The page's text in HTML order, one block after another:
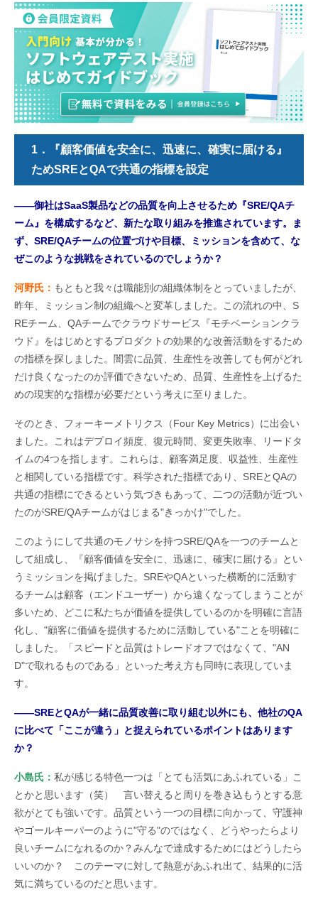
1．『顧客価値を安全に、迅速に、確実に届ける』
ためSREとQAで共通の指標を設定
――御社はSaaS製品などの品質を向上させるため『SRE/QAチ
ーム』を構成するなど、新たな取り組みを推進されています。ま
ず、SRE/QAチームの位置づけや目標、ミッションを含めて、な
ぜこのような挑戦をされているのでしょうか？
河野氏： もともと我々は職能別の組織体制をとっていましたが、
昨年、ミッション制の組織へと変革しました。この流れの中、S
REチーム、QAチームでクラウドサービス『モチベーションクラ
ウド』をはじめとするプロダクトの効果的な改善活動をするため
の指標を探しました。闇雲に品質、生産性を改善しても何がどれ
だけ良くなったのか評価できないため、品質、生産性を上げるた
めの現実的な指標が必要だという考えに至りました。
そのとき、フォーキーメトリクス（Four Key Metrics）に出会い
ました。これはデプロイ頻度、復元時間、変更失敗率、リードタ
イムの4つを指します。これらは、顧客満足度、収益性、生産性
と相関している指標です。科学された指標であり、SREとQAの
共通の指標にできるという気づきもあって、二つの活動が近づい
たのがSRE/QAチームがはじまる"きっかけ"でした。
このようにして共通のモノサシを持つSRE/QAを一つのチームと
して組成し、『顧客価値を安全に、迅速に、確実に届ける』とい
うミッションを掲げました。SREやQAといった横断的に活動す
るチームは顧客（エンドユーザー）から遠くなってしまうことが
多いため、どこに私たちが価値を提供しているのかを明確に言語
化し、"顧客に価値を提供するために活動している"ことを明確に
しました。「スピードと品質はトレードオフではなくて、"AN
D"で取れるものである」といった考え方も同時に表現していま
す。
――SREとQAが一緒に品質改善に取り組む以外にも、他社のQA
に比べて「ここが違う」と捉えられているポイントはあります
か？
小島氏： 私が感じる特色一つは「とても活気にあふれている」こ
とかと思います（笑） 言い替えると周りを巻き込もうとする意
欲がとても強いです。品質という一つの目標に向かって、守護神
やゴールキーパーのように"守る"のではなく、どうやったらより
良いチームになれるのか？みんなで達成するためにはどうしたら
いいのか？ このテーマに対して熱意があふれ出て、結果的に活
気に満ちているのだと思います。